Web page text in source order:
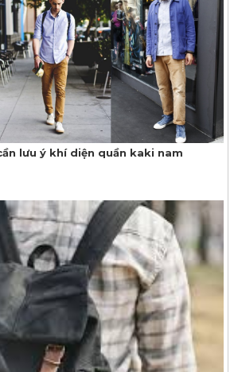
lưu ý khí diện quần kaki nam